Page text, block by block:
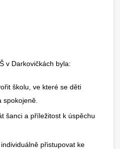
v Darkovičkách byla:
školu, ve které se děti
spokojeně.
šanci a příležitost k úspěchu
přistupovat ke